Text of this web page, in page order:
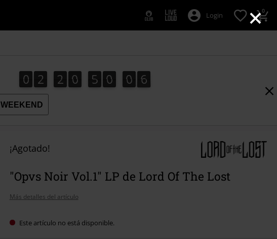
×
Login 0
0
0 2
2 2
2 0
0 5
5 0
0 0
1
0 5
6
5
7
6
WEEKEND
¡Agotado!
"Opvs Noir Vol.1" LP de Lord Of The Lost
Más detalles del artículo
Este artículo no está disponible.